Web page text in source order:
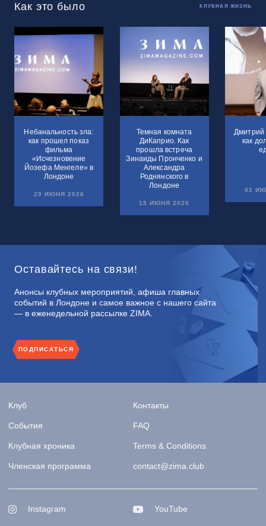
Как это было КЛУБНАЯ ЖИЗНЬ
Небанальность зла:
как прошел показ
фильма
«Исчезновение
Йозефа Менгеле» в
Лондоне
29 ИЮНЯ 2026
Темная комната
ДиКаприо. Как
прошла встреча
Зинаиды Пронченко и
Александра
Роднянского в
Лондоне
15 ИЮНЯ 2026
Дмитрий
как
02
Оставайтесь на связи!
Анонсы клубных мероприятий, афиша главных
событий в Лондоне и самое важное с нашего сайта
— в еженедельной рассылке ZIMA.
ПОДПИСАТЬСЯ
Клуб
События
Клубная хроника
Членская программа
Контакты
FAQ
Terms & Conditions
contact@zima.club
Instagram YouTube